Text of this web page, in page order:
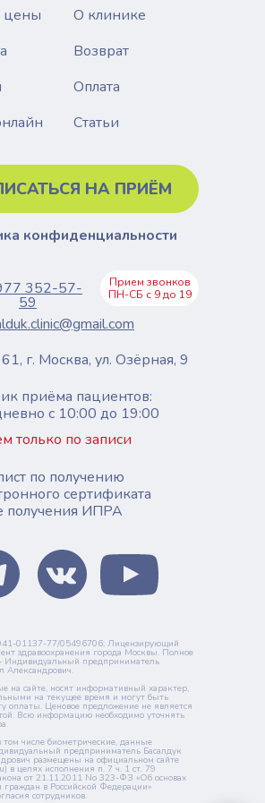
01137-77/05496706; Лицензирующий
здравоохранения города Москвы. Полное
Индивидуальный предприниматель
Александрович.
на сайте, носят информативный характер,
на текущее время и могут быть
оплаты. Ценовое предложение не является
Всю информацию необходимо уточнять
числе биометрические, данные
предприниматель Басалдук
размещены на официальном сайте
в целях исполнения п. 7 ч. 1 ст. 79
от 21.11.2011 No 323-ФЗ «Об основах
граждан в Российской Федерации»
сотрудников.
НА ПРИЁМ
цены
О клинике
Возврат
352-57-
59
г. Москва, ул. Озёрная, 9
приёма пациентов:
с 10:00 до 19:00
только по записи
по получению
сертификата
получения ИПРА
конфиденциальности
Оплата
Статьи
Прием звонков
ПН-СБ с 9 до 19